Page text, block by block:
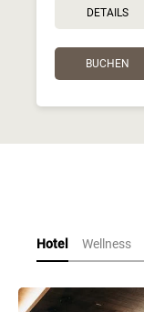
DETAILS
BUCHEN
Hotel Wellness